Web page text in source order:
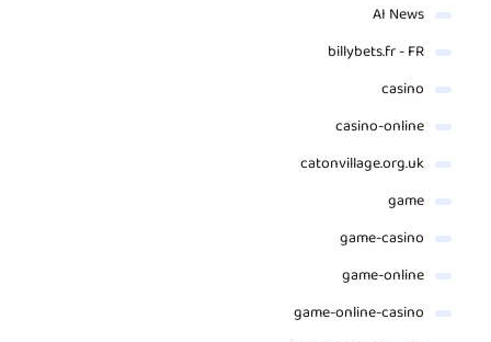
AI News
billybets.fr - FR
casino
casino-online
catonvillage.org.uk
game
game-casino
game-online
game-online-casino